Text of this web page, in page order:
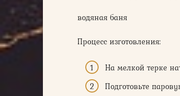
водяная баня
Процесс изготовления:
На мелкой терке
Подготовьте